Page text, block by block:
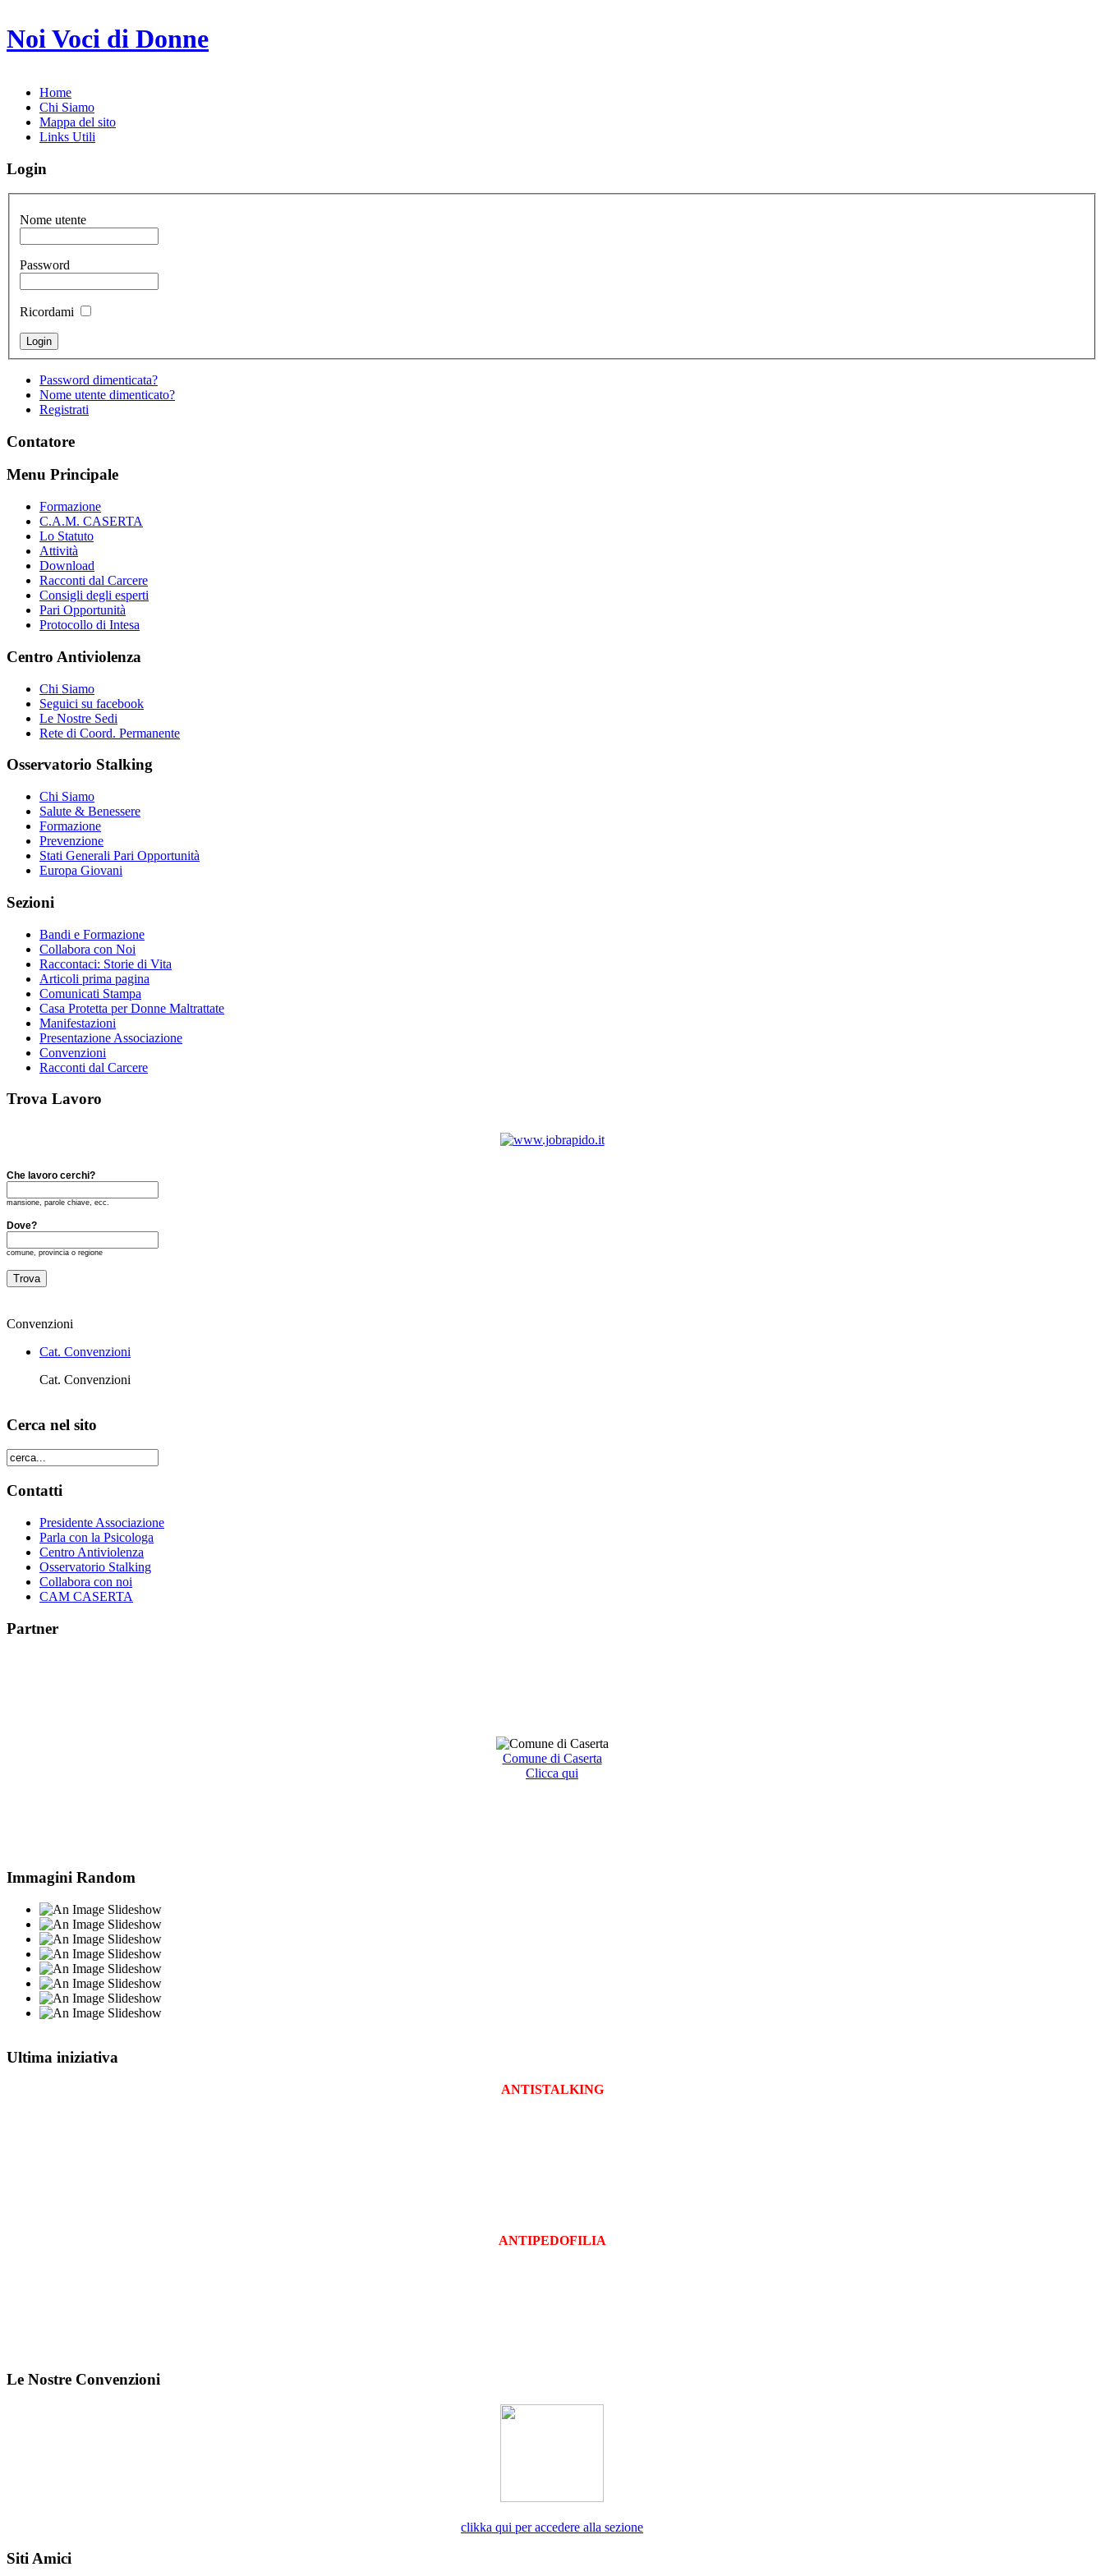
Noi Voci di Donne
Home
Chi Siamo
Mappa del sito
Links Utili
Login
Nome utente
Password
Ricordami
Password dimenticata?
Nome utente dimenticato?
Registrati
Contatore
Menu Principale
Formazione
C.A.M. CASERTA
Lo Statuto
Attività
Download
Racconti dal Carcere
Consigli degli esperti
Pari Opportunità
Protocollo di Intesa
Centro Antiviolenza
Chi Siamo
Seguici su facebook
Le Nostre Sedi
Rete di Coord. Permanente
Osservatorio Stalking
Chi Siamo
Salute & Benessere
Formazione
Prevenzione
Stati Generali Pari Opportunità
Europa Giovani
Sezioni
Bandi e Formazione
Collabora con Noi
Raccontaci: Storie di Vita
Articoli prima pagina
Comunicati Stampa
Casa Protetta per Donne Maltrattate
Manifestazioni
Presentazione Associazione
Convenzioni
Racconti dal Carcere
Trova Lavoro
Che lavoro cerchi?
mansione, parole chiave, ecc.
Dove?
comune, provincia o regione
Convenzioni
Cat. Convenzioni
Cat. Convenzioni
Cerca nel sito
Contatti
Presidente Associazione
Parla con la Psicologa
Centro Antiviolenza
Osservatorio Stalking
Collabora con noi
CAM CASERTA
Partner
Comune di Caserta
Clicca qui
Immagini Random
Ultima iniziativa
ANTISTALKING
ANTIPEDOFILIA
Le Nostre Convenzioni
clikka qui per accedere alla sezione
Siti Amici